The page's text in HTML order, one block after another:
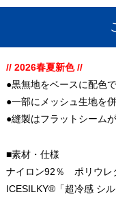
// 2026春夏新色 //
●黒無地をベースに配色
●一部にメッシュ生地を
●縫製はフラットシーム
■素材・仕様
ナイロン92％ ポリウレ
ICESILKY®「超冷感 シル